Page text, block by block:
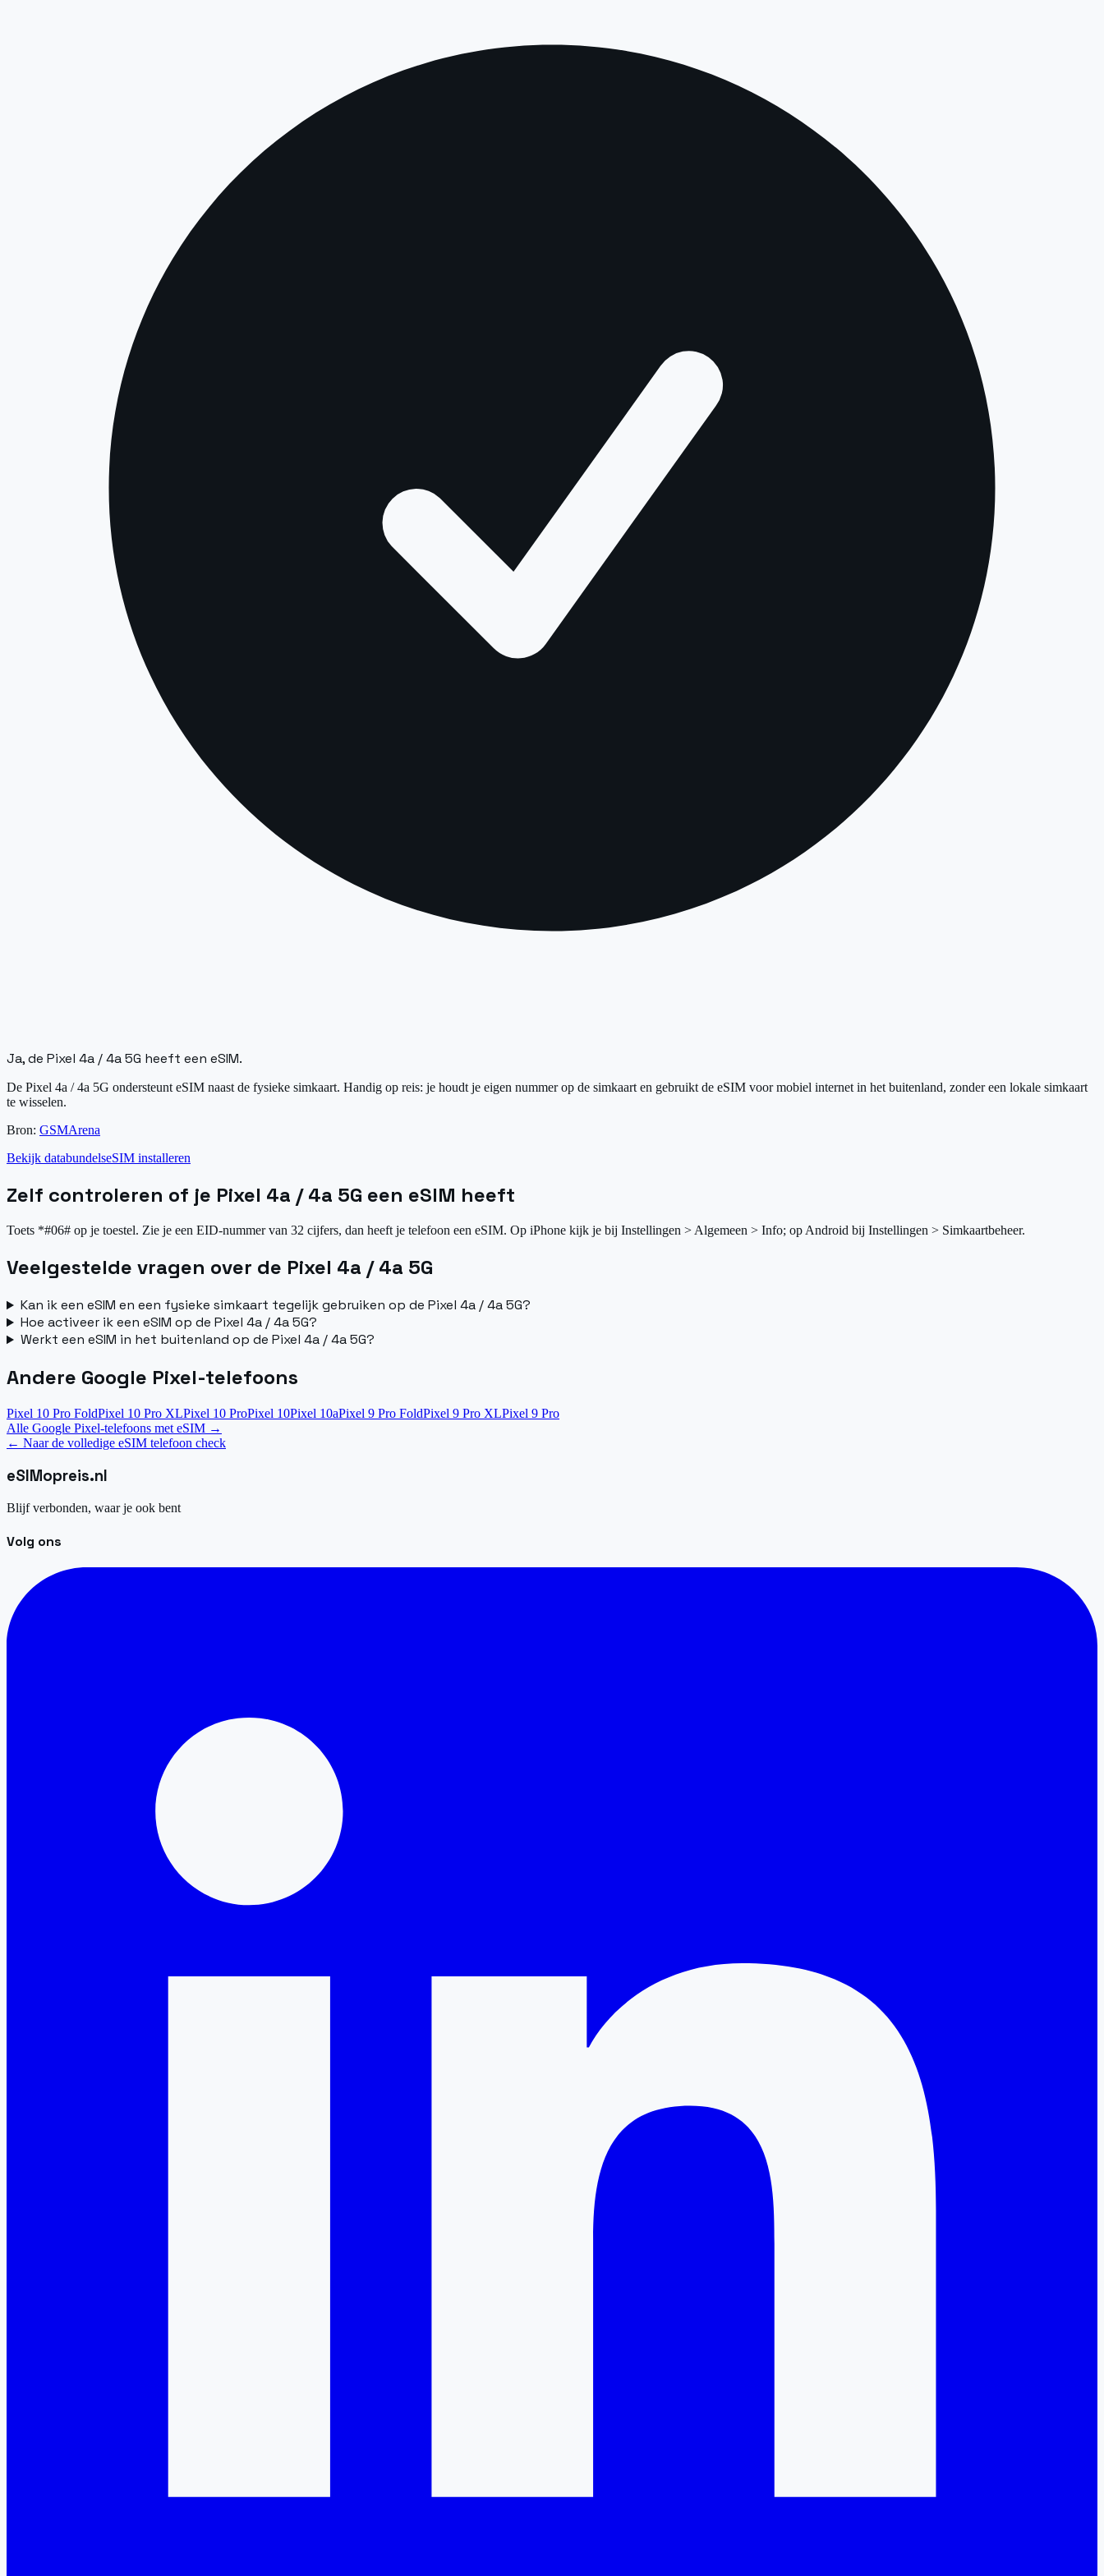
Ja, de Pixel 4a / 4a 5G heeft een eSIM.
De Pixel 4a / 4a 5G ondersteunt eSIM naast de fysieke simkaart. Handig op reis: je houdt je eigen nummer op de simkaart en gebruikt de eSIM voor mobiel internet in het buitenland, zonder een lokale simkaart
te wisselen.
Bron: GSMArena
Bekijk databundelseSIM installeren
Zelf controleren of je Pixel 4a / 4a 5G een eSIM heeft
Toets *#06# op je toestel. Zie je een EID-nummer van 32 cijfers, dan heeft je telefoon een eSIM. Op iPhone kijk je bij Instellingen > Algemeen > Info; op Android bij Instellingen > Simkaartbeheer.
Veelgestelde vragen over de Pixel 4a / 4a 5G
Kan ik een eSIM en een fysieke simkaart tegelijk gebruiken op de Pixel 4a / 4a 5G?
Hoe activeer ik een eSIM op de Pixel 4a / 4a 5G?
Werkt een eSIM in het buitenland op de Pixel 4a / 4a 5G?
Andere Google Pixel-telefoons
Pixel 10 Pro FoldPixel 10 Pro XLPixel 10 ProPixel 10Pixel 10aPixel 9 Pro FoldPixel 9 Pro XLPixel 9 Pro
Alle Google Pixel-telefoons met eSIM →
← Naar de volledige eSIM telefoon check
eSIMopreis.nl
Blijf verbonden, waar je ook bent
Volg ons